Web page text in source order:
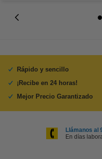
Rápido y sencillo
¡Recibe en 24 horas!
Mejor Precio Garantizado
Llámanos al
En días